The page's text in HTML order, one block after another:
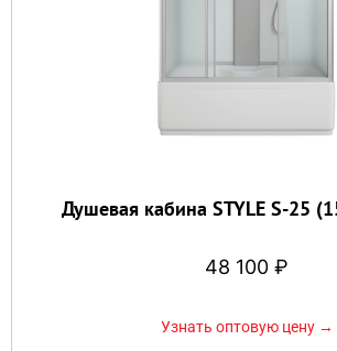
Душевая кабина STYLE S-25
48 100 ₽
Узнать оптовую цену →